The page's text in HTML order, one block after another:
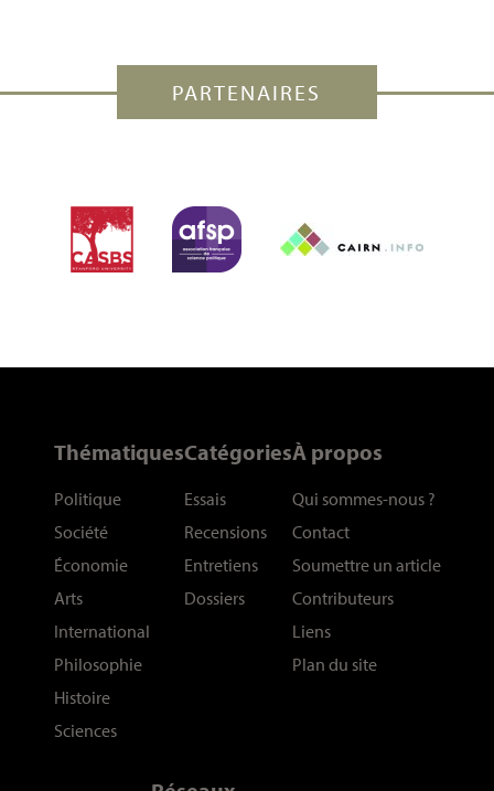
PARTENAIRES
Thématiques
Politique
Société
Économie
Arts
International
Philosophie
Histoire
Sciences
Catégories
Essais
Recensions
Entretiens
Dossiers
À propos
Qui sommes-nous ?
Contact
Soumettre un article
Contributeurs
Liens
Plan du site